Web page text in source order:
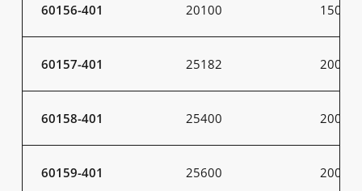
60156-401 20100 150
60157-401 25182 200
60158-401 25400 200
60159-401 25600 200